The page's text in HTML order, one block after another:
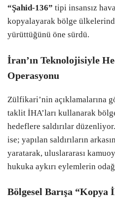
“Şahid-136” tipi insansız
kopyalayarak bölge
yürüttüğünü öne sürdü.
İran’ın Teknolojisiyle
Operasyonu
​Zülfikari’nin açıklamalarına
taklit İHA’ları kullanarak
hedeflere saldırılar
ise; yapılan saldırıların
yaratarak, uluslararası
hukuka aykırı eylemlerin
Bölgesel Barışa “Kopya